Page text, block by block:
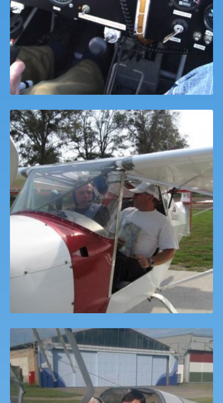
Motorosrepülő Sétarepülés Dáka